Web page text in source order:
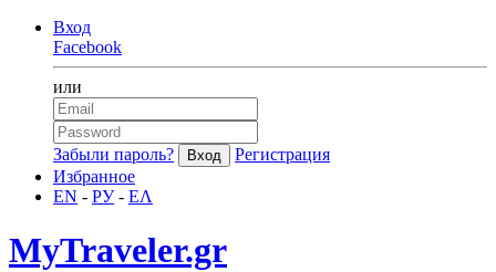
Вход
Facebook
или
Забыли пароль?
Регистрация
Избранное
EN - РУ- ΕΛ
MyTraveler.gr